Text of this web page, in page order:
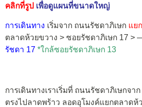
คลิกที่รูป เพื่อดูแผนที่ขนาดใหญ่
การเดินทาง เริ่มจาก ถนนรัชดาภิเษก แย
ตลาดห้วยขวาง > ซอยรัชดาภิเษก 17 >
รัชดา 17 *ใกล้ซอยรัชดาภิเษก 13
การเดินทางเราเริ่มที่ ถนนรัชดาภิเษกจา
ตรงไปลาดพร้าว ลอดอุโมงค์แยกตลาดห้